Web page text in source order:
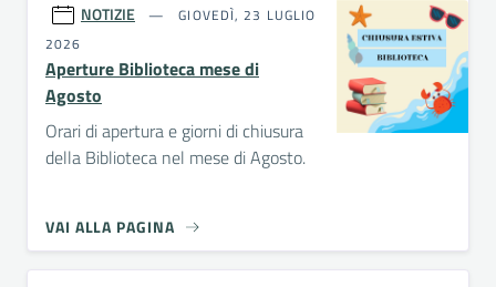
NOTIZIE
GIOVEDÌ, 23 LUGLIO
2026
Aperture Biblioteca mese di
Agosto
Orari di apertura e giorni di chiusura
della Biblioteca nel mese di Agosto.
VAI ALLA PAGINA